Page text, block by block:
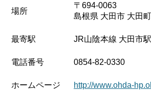
場所
〒694-0063
島根県 大田市 大田
最寄駅 JR山陰本線 大田市
電話番号 0854-82-0330
ホームページ http://www.ohda-